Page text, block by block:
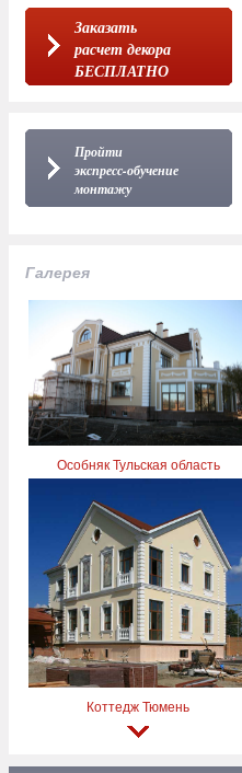
Заказать
расчет декора
БЕСПЛАТНО
Пройти
экспресс-обучение
монтажу
Галерея
Особняк Тульская область
Коттедж Тюмень